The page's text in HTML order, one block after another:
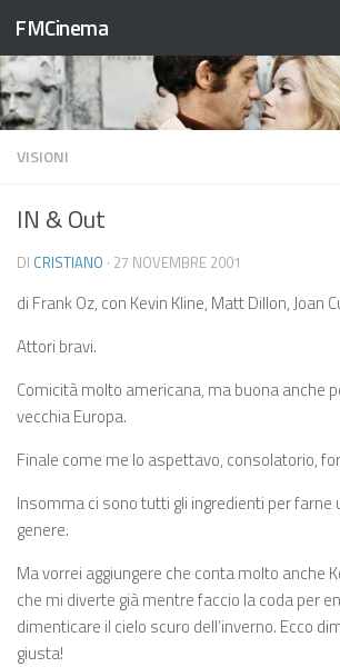
Salta al contenuto
FMCinema
VISIONI
IN & Out
DI CRISTIANO · 27 NOVEMBRE 2001
di Frank Oz, con Kevin Kline, Matt Dillon, Joan
Attori bravi.
Comicità molto americana, ma buona anche
vecchia Europa.
Finale come me lo aspettavo, consolatorio,
Insomma ci sono tutti gli ingredienti per farne
genere.
Ma vorrei aggiungere che conta molto anche
che mi diverte già mentre faccio la coda per
dimenticare il cielo scuro dell’inverno. Ecco
giusta!